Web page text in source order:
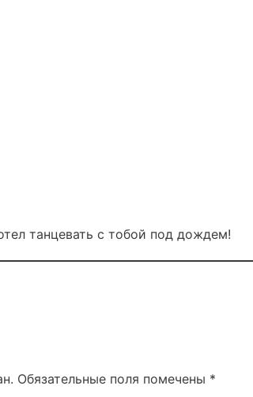
танцевать с тобой под дождем!
Обязательные поля помечены *